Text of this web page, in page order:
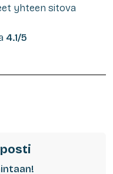
yhteen sitova
4.1/5